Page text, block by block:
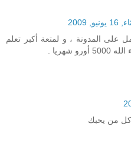
2009
على المدونة ، و لمتعة أكبر تعلم
.
كل من يحبك